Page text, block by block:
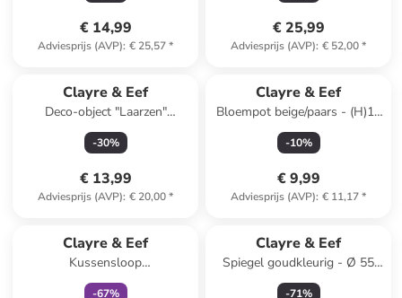
€ 14,99
Adviesprijs (AVP): € 25,57*
€ 25,99
Adviesprijs (AVP): € 52,00*
Clayre & Eef
Deco-object "Laarzen"
geel/lichtroze - (B)10 x (H)12 x
(D)10 cm
-30%
€ 13,99
Adviesprijs (AVP): € 20,00*
Clayre & Eef
Bloempot beige/paars - (H)10
x Ø 12 cm
-10%
€ 9,99
Adviesprijs (AVP): € 11,17*
Clayre & Eef
Kussensloop
mintgroen/lichtroze - (L)50 x
-67%
Clayre & Eef
Spiegel goudkleurig - Ø 55
cm
-71%